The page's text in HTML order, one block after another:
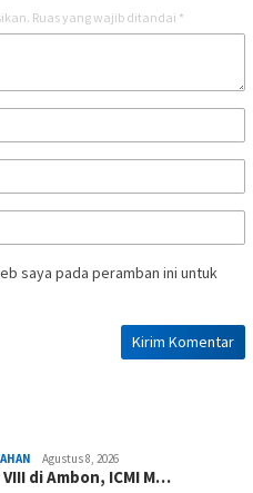
Ruas yang wajib ditandai *
saya pada peramban ini untuk
Agustus 8, 2026
di Ambon, ICMI M…